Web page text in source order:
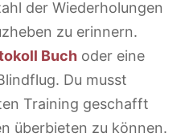
der Wiederholungen
zu erinnern.
Buch oder eine
Du musst
Training geschafft
überbieten zu können.